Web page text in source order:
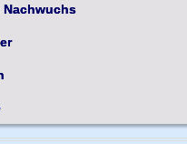
Nachwuchs